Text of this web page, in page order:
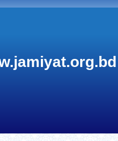
www.jamiyat.org.bd